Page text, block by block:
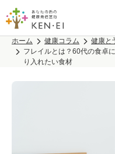
ホーム 健康コラム
健康と
フレイルとは？60代の食卓
り入れたい食材